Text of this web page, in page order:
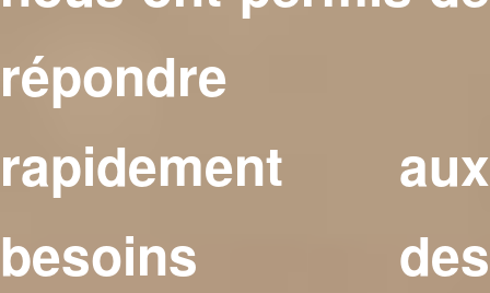
répondre
rapidement aux
besoins des